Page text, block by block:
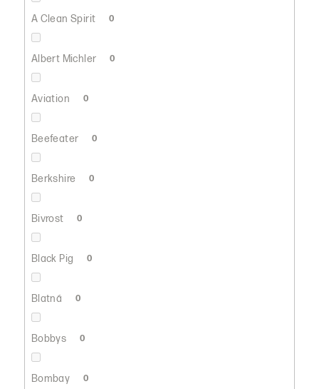
A Clean Spirit 0
Albert Michler 0
Aviation 0
Beefeater 0
Berkshire 0
Bivrost 0
Black Pig 0
Blatná 0
Bobbys 0
Bombay 0